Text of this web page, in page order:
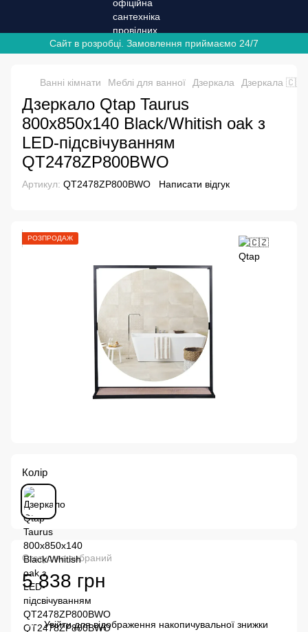
Сайт в розробці. Замовлення приймаємо 24/7
Ванні кімнати Меблі для ванної Дзеркала Дзеркала
Дзеркало Qtap Taurus
800х850х140 Black/Whitish oak з
LED-підсвічуванням
QT2478ZP800BWO
Артикул: QT2478ZP800BWO Написати відгук
РОЗПРОДАЖ
Колір
Статус не вибраний
5 838 грн
% Увійтидля відображення накопичувальної знижки